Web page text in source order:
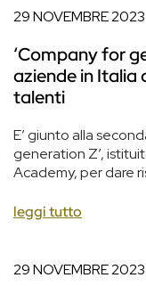
29 NOVEMBRE 2023
‘Company for
aziende in Italia
talenti
E’ giunto alla
generation Z’,
Academy, per dare
leggi tutto
29 NOVEMBRE 2023